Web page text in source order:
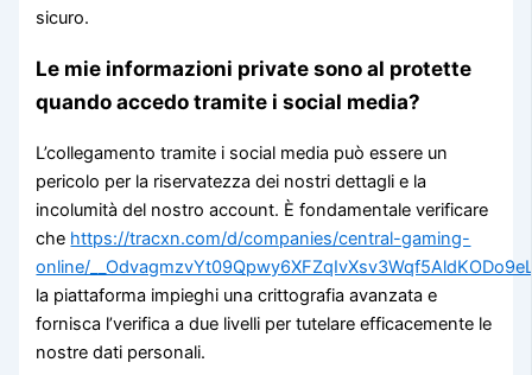
sicuro.
Le mie informazioni private sono al protette
quando accedo tramite i social media?
L’collegamento tramite i social media può essere un
pericolo per la riservatezza dei nostri dettagli e la
incolumità del nostro account. È fondamentale verificare
che https://tracxn.com/d/companies/central-gaming-
online/
la piattaforma impieghi una crittografia avanzata e
fornisca l’verifica a due livelli per tutelare efficacemente le
nostre dati personali.